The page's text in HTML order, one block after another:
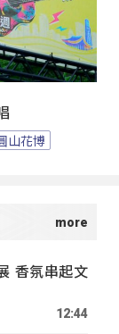
山花博
香氛串起文
12:44